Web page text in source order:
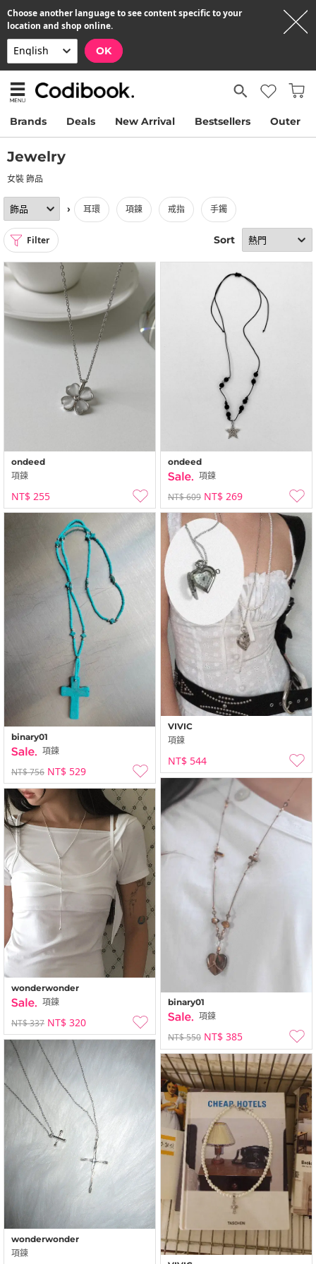
Choose another language to see content specific to your
location and shop online.
OK
Brands Deals New Arrival Bestsellers Outer
Jewelry
女裝 飾品
› 耳環 項鍊 戒指 手鐲
Filter Sort
ondeed
項鍊
NT$ 255
ondeed
項鍊
NT$ 609 NT$ 269
binary01
項鍊
NT$ 756 NT$ 529
VIVIC
項鍊
NT$ 544
binary01
項鍊
NT$ 550 NT$ 385
wonderwonder
項鍊
NT$ 337 NT$ 320
wonderwonder
項鍊